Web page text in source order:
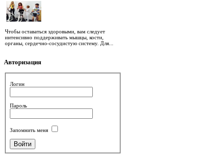
Чтобы оставаться здоровыми, вам следует
интенсивно поддерживать мышцы, кости,
органы, сердечно-сосудистую систему. Для...
Авторизация
Логин
Пароль
Запомнить меня